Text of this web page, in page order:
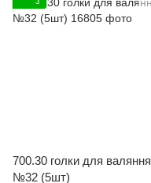
700.30 голки для валяння
№32 (5шт)